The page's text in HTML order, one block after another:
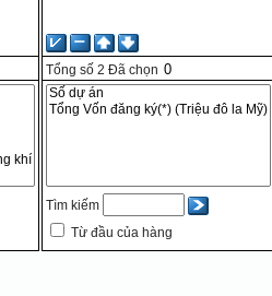
Tổng số 2 Đã chọn
Tìm kiếm
Từ đầu của hàng